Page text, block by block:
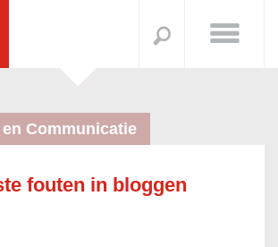
Communicatie
fouten in bloggen